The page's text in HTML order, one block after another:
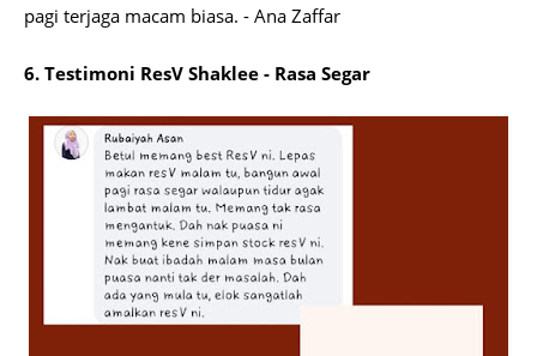
pagi terjaga macam biasa. - Ana Zaffar
6. Testimoni ResV Shaklee - Rasa Segar